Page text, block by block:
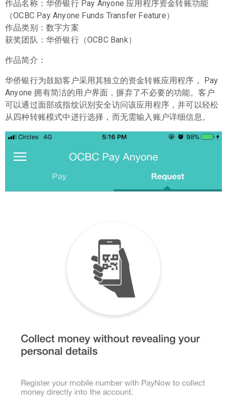
作品名称：华侨银行 Pay Anyone 应用程序资金转账功能
（OCBC Pay Anyone Funds Transfer Feature）
作品类别：数字方案
获奖团队：华侨银行（OCBC Bank）
作品简介：
华侨银行为鼓励客户采用其独立的资金转账应用程序， Pay
Anyone 拥有简洁的用户界面，摒弃了不必要的功能。客户
可以通过面部或指纹识别安全访问该应用程序，并可以轻松
从四种转账模式中进行选择，而无需输入账户详细信息。